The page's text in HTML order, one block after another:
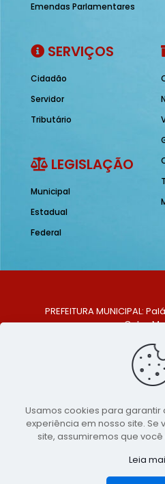
Emendas Parlamentares
SERVIÇOS
Cidadão
Servidor
Tributário
LEGISLAÇÃO
Municipal
Estadual
Federal
PREFEITURA MUNICIPAL:
Celso
Centro, São Bento do Una
TELEFONE:
E-MAIL:
Copyright 2021-2026 -
Prefeitura de São
publicidade
Usamos cookies para
experiência em nosso site. Se
site, assumiremos que
Leia